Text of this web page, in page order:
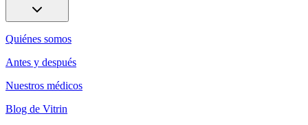
Quiénes somos
Antes y después
Nuestros médicos
Blog de Vitrin